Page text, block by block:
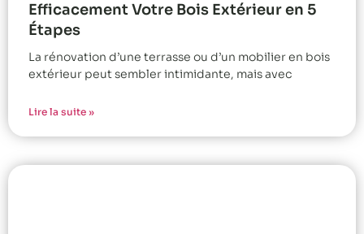
Efficacement Votre Bois Extérieur en 5
Étapes
La rénovation d’une terrasse ou d’un mobilier en bois
extérieur peut sembler intimidante, mais avec
Lire la suite »